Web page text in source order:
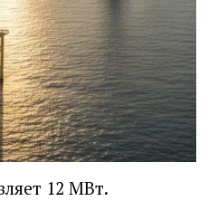
12 МВт.